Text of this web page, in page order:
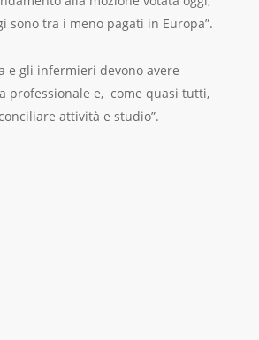
sono tra i meno pagati in Europa”.
e gli infermieri devono avere
professionale e, come quasi tutti,
attività e studio”.